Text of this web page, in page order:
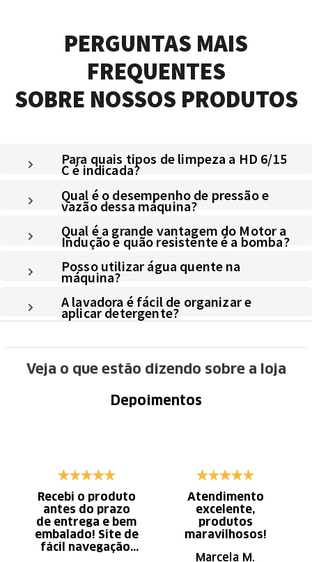
PERGUNTAS MAIS
FREQUENTES
SOBRE NOSSOS PRODUTOS
Para quais tipos de limpeza a HD 6/15
C é indicada?
Qual é o desempenho de pressão e
vazão dessa máquina?
Qual é a grande vantagem do Motor a
Indução e quão resistente é a bomba?
Posso utilizar água quente na
máquina?
A lavadora é fácil de organizar e
aplicar detergente?
Veja o que estão dizendo sobre a loja
Depoimentos
Recebi o produto
antes do prazo
de entrega e bem
embalado! Site de
fácil navegação.
Atendimento
excelente,
produtos
maravilhosos!
Marcela M.